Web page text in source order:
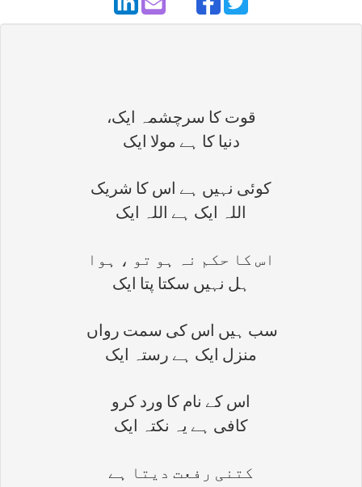
قوت کا سرچشمہ ایک،
دنیا کا ہے مولا ایک
کوئی نہیں ہے اس کا شریک
اللہ ایک ہے اللہ ایک
اس کا حکم نہ ہو تو ، ہوا
ہل نہیں سکتا پتا ایک
سب ہیں اس کی سمت رواں
منزل ایک ہے رستہ ایک
اس کے نام کا ورد کرو
کافی ہے یہ نکتہ ایک
کتنی رفعت دیتا ہے